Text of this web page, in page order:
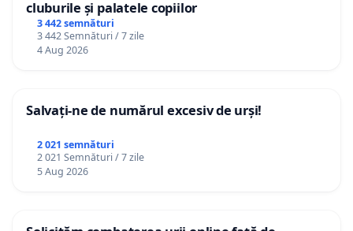
cluburile și palatele copiilor
3 442 semnături
3 442 Semnături / 7 zile
4 Aug 2026
Salvați-ne de numărul excesiv de urși!
2 021 semnături
2 021 Semnături / 7 zile
5 Aug 2026